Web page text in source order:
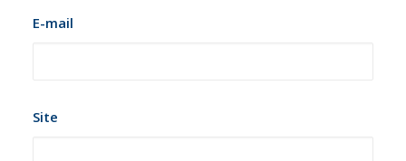
E-mail
Site